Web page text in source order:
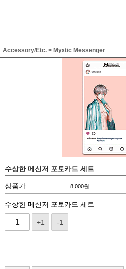
Accessory/Etc. > Mystic Messenger
수상한 메신저 포토카드 세트
상품가 8,000원
수상한 메신저 포토카드 세트
+1 -1